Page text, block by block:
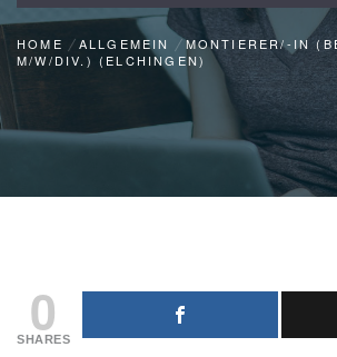
HOME ALLGEMEIN
MONTIERER/-IN
M/W/DIV.) (ELCHINGEN)
0
SHARES